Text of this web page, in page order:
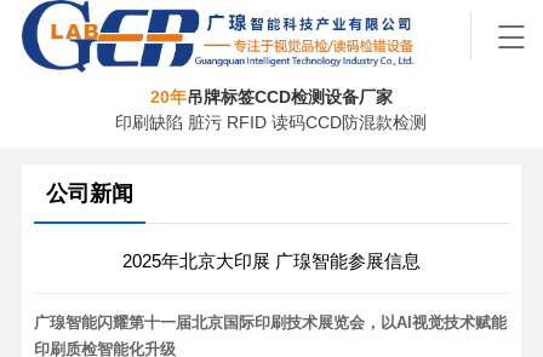
20年吊牌标签CCD检测设备厂家
印刷缺陷 脏污 RFID 读码CCD防混款检测
公司新闻
2025年北京大印展 广瑔智能参展信息
广瑔智能闪耀第十一届北京国际印刷技术展览会，以AI视觉技术赋能
印刷质检智能化升级